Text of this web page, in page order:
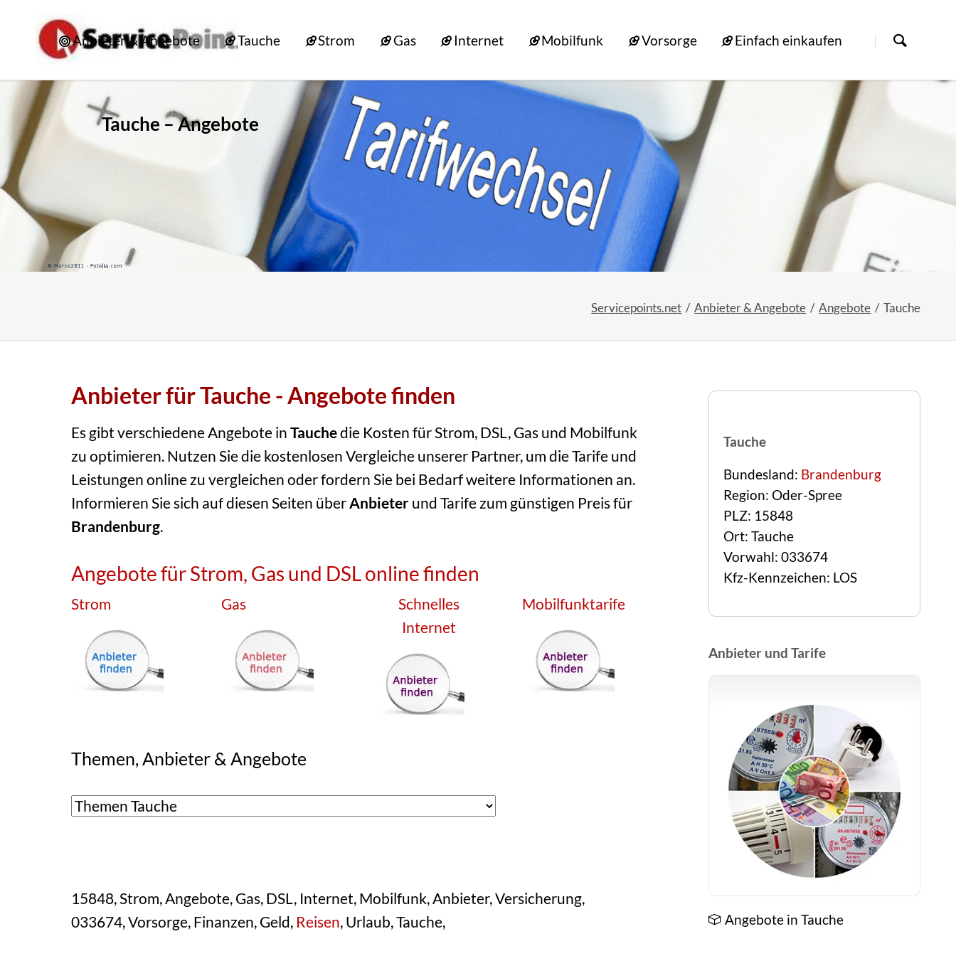
Anbieter & Angebote Tauche Strom Gas Internet Mobilfunk Vorsorge Einfach einkaufen
Tauche – Angebote
Servicepoints.net Anbieter & Angebote Angebote Tauche
Anbieter für Tauche - Angebote finden
Es gibt verschiedene Angebote inTauchedie Kosten für Strom, DSL, Gas und Mobilfunk
zu optimieren. Nutzen Sie die kostenlosen Vergleiche unserer Partner, um die Tarife und
Leistungen online zu vergleichen oder fordern Sie bei Bedarf weitere Informationen an.
Informieren Sie sich auf diesen Seiten überAnbieterund Tarife zum günstigen Preis für
Brandenburg.
Angebote für Strom, Gas und DSL online finden
Strom Gas
Schnelles
Internet
Mobilfunktarife
Themen, Anbieter & Angebote
15848, Strom, Angebote, Gas, DSL, Internet, Mobilfunk, Anbieter, Versicherung,
033674, Vorsorge, Finanzen, Geld, Reisen, Urlaub, Tauche,
Tauche
Bundesland: Brandenburg
Region: Oder-Spree
PLZ: 15848
Ort: Tauche
Vorwahl: 033674
Kfz-Kennzeichen: LOS
Anbieter und Tarife
Angebote in Tauche